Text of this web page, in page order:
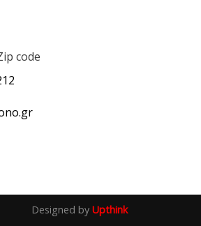
code
Designed by Upthink